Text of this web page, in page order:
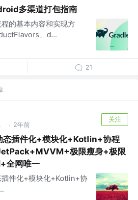
多渠道打包指南
的基本内容和实现方
、d...
21
童 · 2年前
关注
态插件化+模块化+Kotlin+协程
极限瘦身+极限
全网唯一
件化+模块化+Kotlin+协